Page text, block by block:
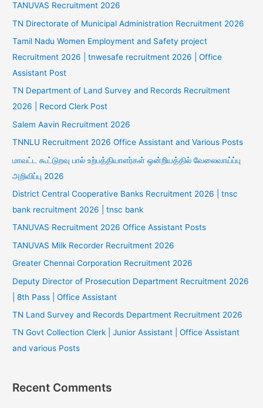
TANUVAS Recruitment 2026
TN Directorate of Municipal Administration Recruitment 2026
Tamil Nadu Women Employment and Safety project
Recruitment 2026 | tnwesafe recruitment 2026 | Office
Assistant Post
TN Department of Land Survey and Records Recruitment
2026 | Record Clerk Post
Salem Aavin Recruitment 2026
TNNLU Recruitment 2026 Office Assistant and Various Posts
மாவட்ட கூட்டுறவு பால் உற்பத்தியாளர்கள் ஒன்றியத்தில் வேலைவாய்ப்பு
அறிவிப்பு 2026
District Central Cooperative Banks Recruitment 2026 | tnsc
bank recruitment 2026 | tnsc bank
TANUVAS Recruitment 2026 Office Assistant Posts
TANUVAS Milk Recorder Recruitment 2026
Greater Chennai Corporation Recruitment 2026
Deputy Director of Prosecution Department Recruitment 2026
| 8th Pass | Office Assistant
TN Land Survey and Records Department Recruitment 2026
TN Govt Collection Clerk | Junior Assistant | Office Assistant
and various Posts
Recent Comments